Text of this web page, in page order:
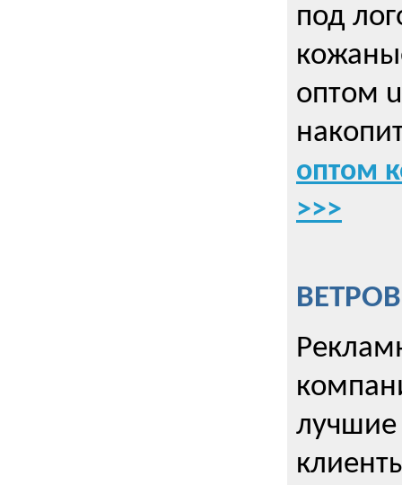
под
оптом
оптом
>>>